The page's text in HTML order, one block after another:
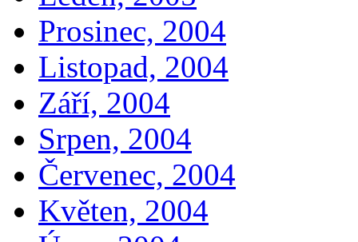
Prosinec, 2004
Listopad, 2004
Září, 2004
Srpen, 2004
Červenec, 2004
Květen, 2004